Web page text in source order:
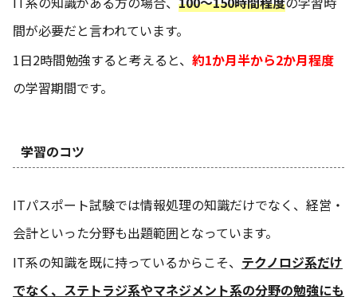
間が必要だと言われています。
1日2時間勉強すると考えると、 約1か月半から2か月程度
の学習期間です。
学習のコツ
ITパスポート試験では情報処理の知識だけでなく、経営・
会計といった分野も出題範囲となっています。
IT系の知識を既に持っているからこそ、 テクノロジ系だけ
でなく、ステトラジ系やマネジメント系の分野の勉強にも